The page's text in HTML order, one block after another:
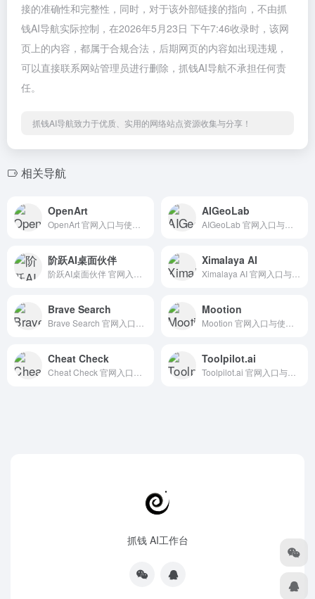
接的准确性和完整性，同时，对于该外部链接的指向，不由抓
钱AI导航实际控制，在2026年5月23日 下午7:46收录时，该网
页上的内容，都属于合规合法，后期网页的内容如出现违规，
可以直接联系网站管理员进行删除，抓钱AI导航不承担任何责
任。
抓钱AI导航致力于优质、实用的网络站点资源收集与分享！
相关导航
OpenArt AIGeoLab
阶跃AI桌面伙伴 Ximalaya AI
Brave Search Mootion
Cheat Check Toolpilot.ai
抓钱 AI工作台